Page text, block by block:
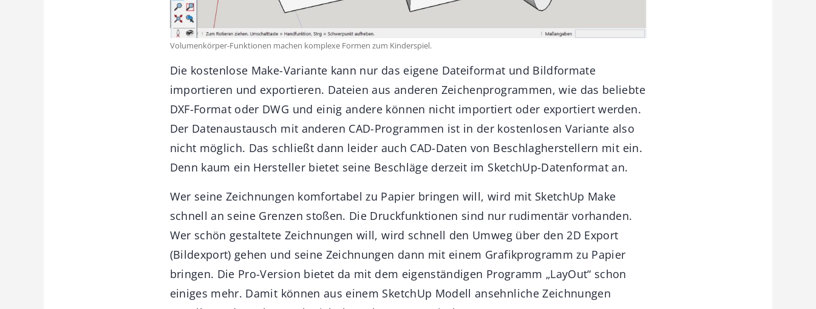
Volumenkörper-Funktionen machen komplexe Formen zum Kinderspiel.
Die kostenlose Make-Variante kann nur das eigene Dateiformat und Bildformate
importieren und exportieren. Dateien aus anderen Zeichenprogrammen, wie das beliebte
DXF-Format oder DWG und einig andere können nicht importiert oder exportiert werden.
Der Datenaustausch mit anderen CAD-Programmen ist in der kostenlosen Variante also
nicht möglich. Das schließt dann leider auch CAD-Daten von Beschlagherstellern mit ein.
Denn kaum ein Hersteller bietet seine Beschläge derzeit im SketchUp-Datenformat an.
Wer seine Zeichnungen komfortabel zu Papier bringen will, wird mit SketchUp Make
schnell an seine Grenzen stoßen. Die Druckfunktionen sind nur rudimentär vorhanden.
Wer schön gestaltete Zeichnungen will, wird schnell den Umweg über den 2D Export
(Bildexport) gehen und seine Zeichnungen dann mit einem Grafikprogramm zu Papier
bringen. Die Pro-Version bietet da mit dem eigenständigen Programm „LayOut“ schon
einiges mehr. Damit können aus einem SketchUp Modell ansehnliche Zeichnungen